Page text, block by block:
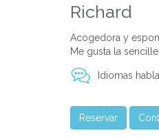
Richard
Acogedora y
Me gusta la
Idiomas
Reservar